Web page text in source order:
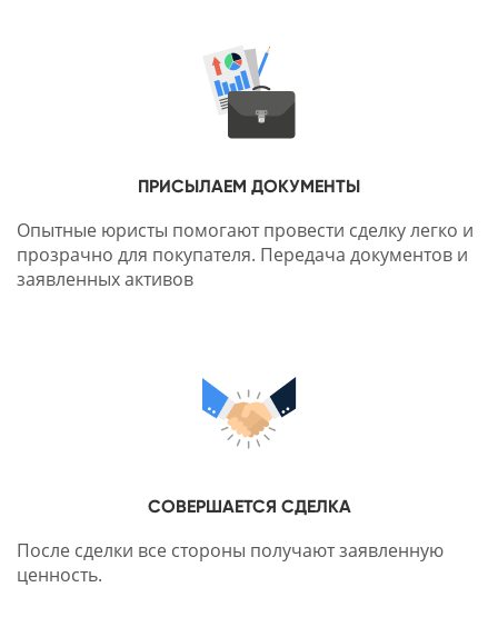
ПРИСЫЛАЕМ ДОКУМЕНТЫ
Опытные юристы помогают провести сделку легко и
прозрачно для покупателя. Передача документов и
заявленных активов
СОВЕРШАЕТСЯ СДЕЛКА
После сделки все стороны получают заявленную
ценность.